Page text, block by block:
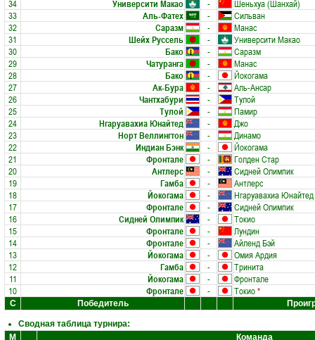
34
Университи Макао -
Шеньхуа (Шанхай)
33
Аль-Фатех -
Сильван
32
Саразм -
Манас
31
Шейх Руссель -
Университи Макао
30
Бако -
Саразм
29
Чатуранга -
Манас
28
Бако -
Йокогама
27
Ак-Бура -
Аль-Ансар
26
Чантхабури -
Тулой
25
Тулой -
Памир
24
Нгаруавахиа Юнайтед -
Джо
23
Норт Веллингтон -
Динамо
22
Индиан Бэнк -
Йокогама
21
Фронтале -
Голден Стар
20
Антлерс -
Сидней Олимпик
19
Гамба -
Антлерс
18
Йокогама -
Нгаруавахиа Юнайтед
17
Фронтале -
Сидней Олимпик
16
Сидней Олимпик -
Токио
15
Фронтале -
Лундин
14
Фронтале -
Айленд Бэй
13
Йокогама -
Омия Ардия
12
Гамба -
Тринита
11
Йокогама -
Фронтале
10
Фронтале - Токио*
С Победитель
Сводная таблица турнира:
М
Команда